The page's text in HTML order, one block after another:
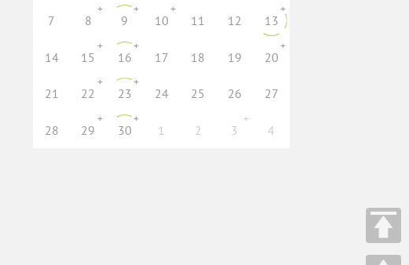
7 8
+
9
+
10
+
11 12 13
+
14 15
+
16
+
17 18 19 20
+
21 22
+
23
+
24 25 26 27
28 29
+
30
+
1 2 3
+
4